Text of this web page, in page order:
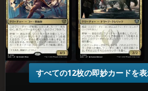
すべての12枚の即妙カードを